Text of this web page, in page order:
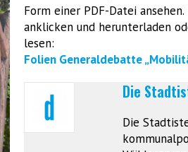
Form einer PDF-Datei
anklicken und herunterladen
lesen:
Folien Generaldebatte
Die
Die